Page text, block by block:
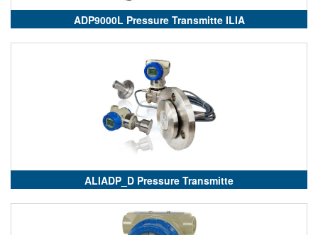
ADP9000L Pressure Transmitte ILIA
ALIADP_D Pressure Transmitte